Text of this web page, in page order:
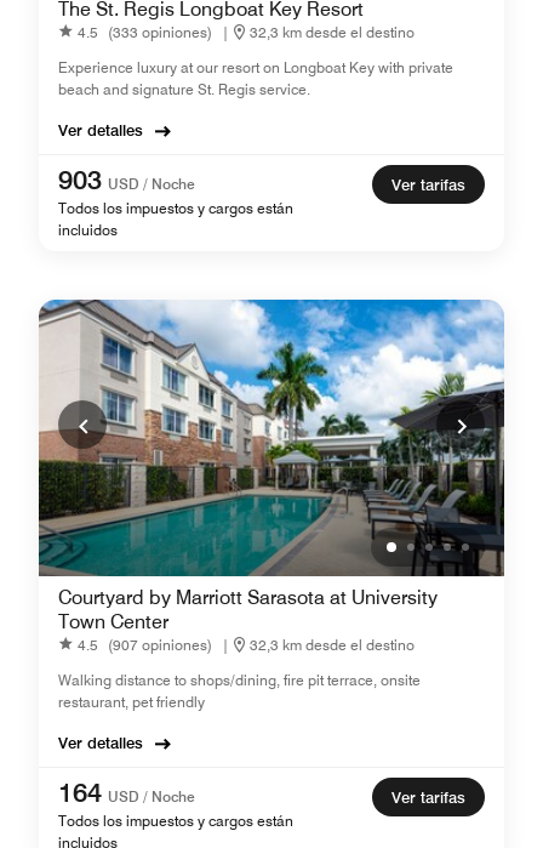
The St. Regis Longboat Key Resort
4.5 (333 opiniones) |
32,3 km desde el destino
Experience luxury at our resort on Longboat Key with private
beach and signature St. Regis service.
Ver detalles
903 USD / Noche
Todos los impuestos y cargos están
incluidos
Ver tarifas
Courtyard by Marriott Sarasota at University
Town Center
4.5 (907 opiniones) |
32,3 km desde el destino
Walking distance to shops/dining, fire pit terrace, onsite
restaurant, pet friendly
Ver detalles
164 USD / Noche
Todos los impuestos y cargos están
incluidos
Ver tarifas